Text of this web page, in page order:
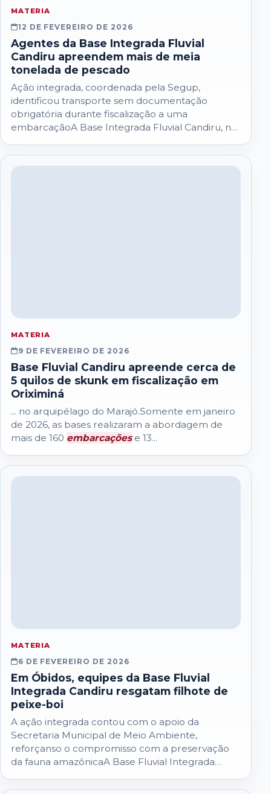
MATERIA
12 DE FEVEREIRO DE 2026
Agentes da Base Integrada Fluvial
Candiru apreendem mais de meia
tonelada de pescado
Ação integrada, coordenada pela Segup,
identificou transporte sem documentação
obrigatória durante fiscalização a uma
embarcaçãoA Base Integrada Fluvial Candiru, no
coordenada pela Secretaria…
MATERIA
9 DE FEVEREIRO DE 2026
Base Fluvial Candiru apreende cerca de
5 quilos de skunk em fiscalização em
Oriximiná
... no arquipélago do Marajó.Somente em janeiro
de 2026, as bases realizaram a abordagem de
mais de 160 embarcaçõese 13...
MATERIA
6 DE FEVEREIRO DE 2026
Em Óbidos, equipes da Base Fluvial
Integrada Candiru resgatam filhote de
peixe-boi
A ação integrada contou com o apoio da
Secretaria Municipal de Meio Ambiente,
reforçanso o compromisso com a preservação
da fauna amazônicaA Base Fluvial Integrada